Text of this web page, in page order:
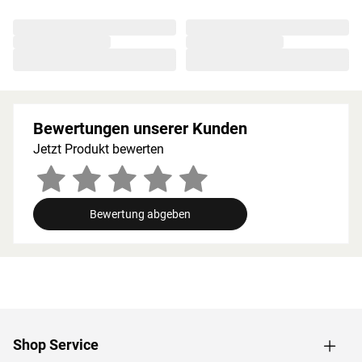
Holzeigene Harze und ätherischen Öle, die beim
Saunieren freigesetzt werden, runden das Erlebnis auf
natürliche Weise ab.
Bei der Montage einer Sauna muss ein Mindestabstand
von 10 cm zu Wänden und Decke unbedingt eingehalten
werden, um gute Luftzirkulation zu gewährleisten. So
Innenmaße: Die Innenmaße dieser Sauna mit B 185 × T
Bewertungen unserer Kunden
Jetzt Produkt bewerten
Bewertung abgeben
Shop Service